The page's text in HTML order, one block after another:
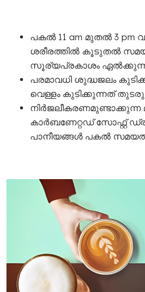
പകൽ 11 am മുതൽ 3 pm
ശരീരത്തിൽ കൂടുതൽ
സൂര്യപ്രകാശം
പരമാവധി ശുദ്ധജലം
വെള്ളം കുടിക്കുന്നത്
നിർജലീകരണമുണ്ടാക്കുന്ന
കാർബണേറ്റഡ് സോഫ്റ്റ്
പാനീയങ്ങൾ പകൽ